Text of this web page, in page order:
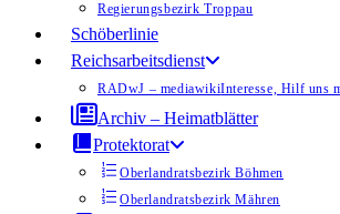
Regierungsbezirk Troppau
Schöberlinie
Reichsarbeitsdienst
RADwJ – mediawikiInteresse, Hilf uns
Archiv – Heimatblätter
Protektorat
Oberlandratsbezirk Böhmen
Oberlandratsbezirk Mähren